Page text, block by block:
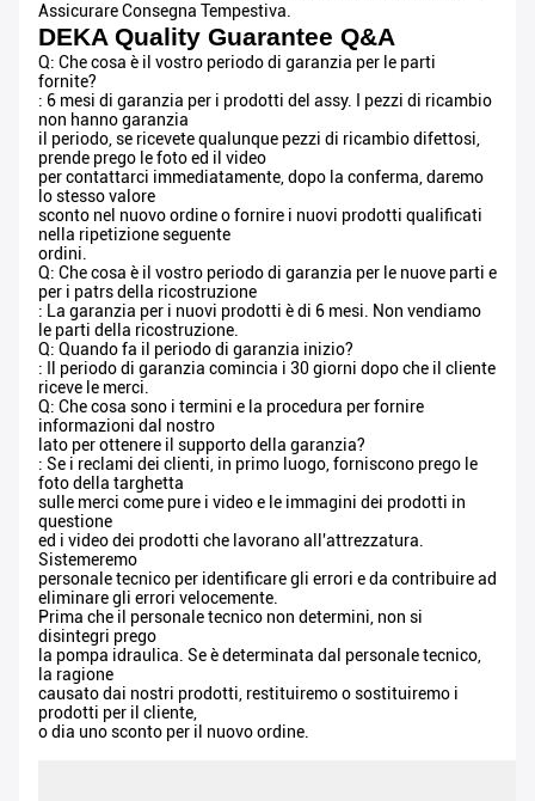
Assicurare Consegna Tempestiva.
DEKA Quality Guarantee Q&A
Q: Che cosa è il vostro periodo di garanzia per le parti
fornite?
: 6 mesi di garanzia per i prodotti del assy. I pezzi di ricambio
non hanno garanzia
il periodo, se ricevete qualunque pezzi di ricambio difettosi,
prende prego le foto ed il video
per contattarci immediatamente, dopo la conferma, daremo
lo stesso valore
sconto nel nuovo ordine o fornire i nuovi prodotti qualificati
nella ripetizione seguente
ordini.
Q: Che cosa è il vostro periodo di garanzia per le nuove parti e
per i patrs della ricostruzione
: La garanzia per i nuovi prodotti è di 6 mesi. Non vendiamo
le parti della ricostruzione.
Q: Quando fa il periodo di garanzia inizio?
: Il periodo di garanzia comincia i 30 giorni dopo che il cliente
riceve le merci.
Q: Che cosa sono i termini e la procedura per fornire
informazioni dal nostro
lato per ottenere il supporto della garanzia?
: Se i reclami dei clienti, in primo luogo, forniscono prego le
foto della targhetta
sulle merci come pure i video e le immagini dei prodotti in
questione
ed i video dei prodotti che lavorano all'attrezzatura.
Sistemeremo
personale tecnico per identificare gli errori e da contribuire ad
eliminare gli errori velocemente.
Prima che il personale tecnico non determini, non si
disintegri prego
la pompa idraulica. Se è determinata dal personale tecnico,
la ragione
causato dai nostri prodotti, restituiremo o sostituiremo i
prodotti per il cliente,
o dia uno sconto per il nuovo ordine.